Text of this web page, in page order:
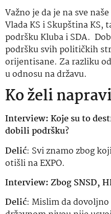
Važno je da je na sve
Vlada KS i Skupština KS,
podršku Kluba i SDA.
podršku svih političkih
orijentisane. Za razliku
u odnosu na državu.
Ko želi
Interview: Koje su to
dobili podršku?
Delić: Svi znamo zbog
otišli na EXPO.
Interview: Zbog SNSD,
Delić: Mislim da